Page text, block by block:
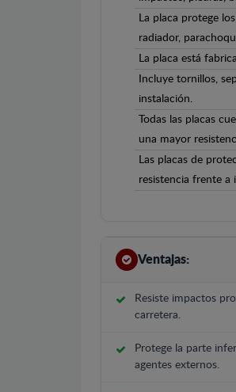
La placa protege
radiador,
La placa está
Incluye tornillos,
instalación.
Todas las placas
una mayor
Las placas de
resistencia frente a
Ventajas:
Resiste impactos
carretera.
Protege la parte
agentes externos.